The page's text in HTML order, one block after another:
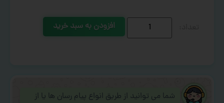
افزودن به سبد خرید
شما می توانید از طریق انواع پیام رسان ها یا از